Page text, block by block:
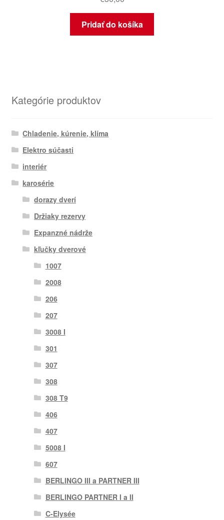
Pridať do košíka
Kategórie produktov
Chladenie, kúrenie, klíma
Elektro súčasti
interiér
karosérie
dorazy dverí
Držiaky rezervy
Expanzné nádrže
kľučky dverové
1007
2008
206
207
3008 I
301
307
308
308 T9
406
407
5008 I
607
BERLINGO III a PARTNER III
BERLINGO PARTNER I a II
C-Elysée